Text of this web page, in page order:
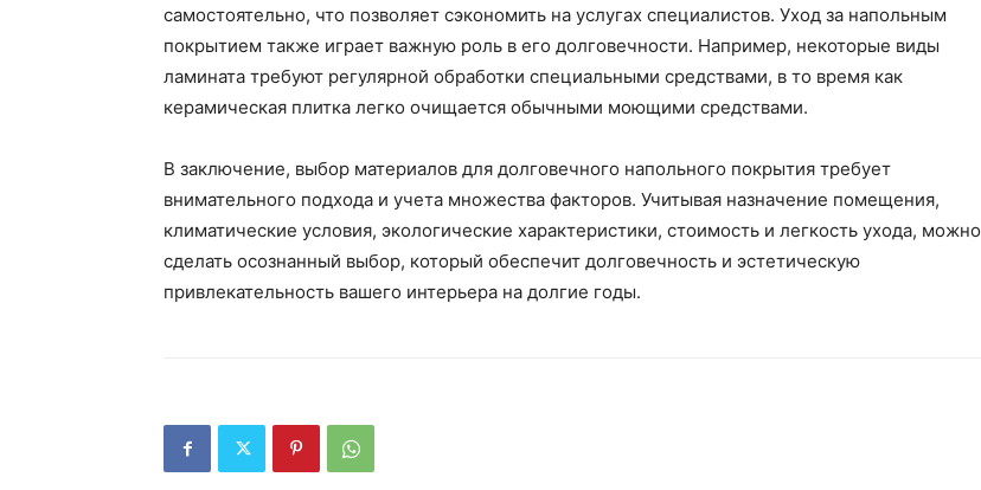
самостоятельно, что позволяет сэкономить на услугах специалистов. Уход за напольным
покрытием также играет важную роль в его долговечности. Например, некоторые виды
ламината требуют регулярной обработки специальными средствами, в то время как
керамическая плитка легко очищается обычными моющими средствами.
В заключение, выбор материалов для долговечного напольного покрытия требует
внимательного подхода и учета множества факторов. Учитывая назначение помещения,
климатические условия, экологические характеристики, стоимость и легкость ухода, можно
сделать осознанный выбор, который обеспечит долговечность и эстетическую
привлекательность вашего интерьера на долгие годы.